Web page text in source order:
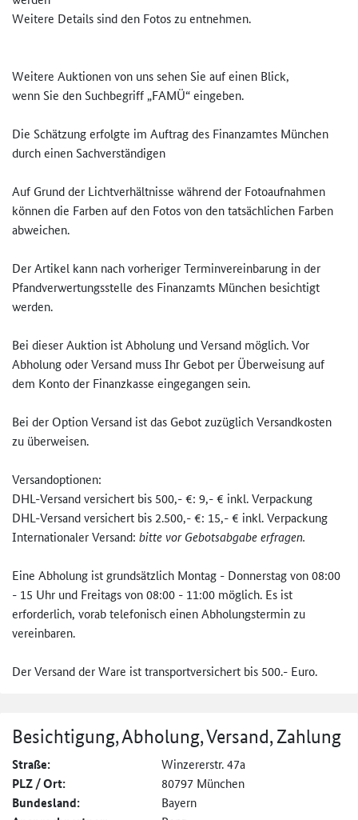
Weitere Details sind den Fotos zu entnehmen.
Weitere Auktionen von uns sehen Sie auf einen Blick,
wenn Sie den Suchbegriff „FAMÜ“ eingeben.
Die Schätzung erfolgte im Auftrag des Finanzamtes München
durch einen Sachverständigen
Auf Grund der Lichtverhältnisse während der Fotoaufnahmen
können die Farben auf den Fotos von den tatsächlichen Farben
abweichen.
Der Artikel kann nach vorheriger Terminvereinbarung in der
Pfandverwertungsstelle des Finanzamts München besichtigt
werden.
Bei dieser Auktion ist Abholung und Versand möglich. Vor
Abholung oder Versand muss Ihr Gebot per Überweisung auf
dem Konto der Finanzkasse eingegangen sein.
Bei der Option Versand ist das Gebot zuzüglich Versandkosten
zu überweisen.
Versandoptionen:
DHL-Versand versichert bis 500,- €: 9,- € inkl. Verpackung
DHL-Versand versichert bis 2.500,- €: 15,- € inkl. Verpackung
Internationaler Versand: bitte vor Gebotsabgabe erfragen.
Eine Abholung ist grundsätzlich Montag - Donnerstag von 08:00
- 15 Uhr und Freitags von 08:00 - 11:00 möglich. Es ist
erforderlich, vorab telefonisch einen Abholungstermin zu
vereinbaren.
Der Versand der Ware ist transportversichert bis 500.- Euro.
Besichtigung, Abholung, Versand, Zahlung
Straße: Winzererstr. 47a
PLZ / Ort: 80797 München
Bundesland: Bayern